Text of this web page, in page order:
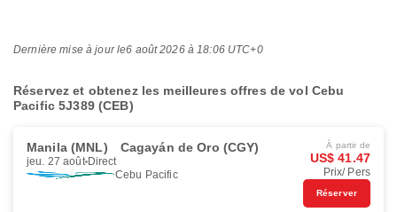
Dernière mise à jour le6 août 2026 à 18:06 UTC+0
Réservez et obtenez les meilleures offres de vol Cebu
Pacific 5J389 (CEB)
Manila (MNL) Cagayán de Oro (CGY)
jeu. 27 août Direct
Cebu Pacific
À partir de
US$ 41.47
Prix/ Pers
Réserver